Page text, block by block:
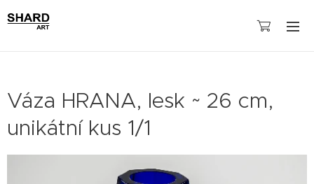
Váza HRANA, lesk ~ 26 cm,
unikátní kus 1/1